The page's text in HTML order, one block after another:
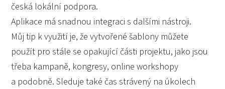
česká lokální podpora.
Aplikace má snadnou integraci s dalšími nástroji.
Můj tip k využití je, že vytvořené šablony můžete
použít pro stále se opakující části projektu, jako jsou
třeba kampaně, kongresy, online workshopy
a podobně. Sleduje také čas strávený na úkolech